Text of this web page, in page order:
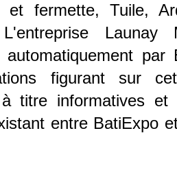
et fermette, Tuile,
L'entreprise
automatiquement par
figurant sur
à titre informatives et
entre BatiExpo